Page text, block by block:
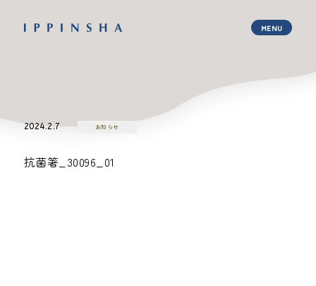
2024.2.7 お知らせ
抗菌箸_30096_01